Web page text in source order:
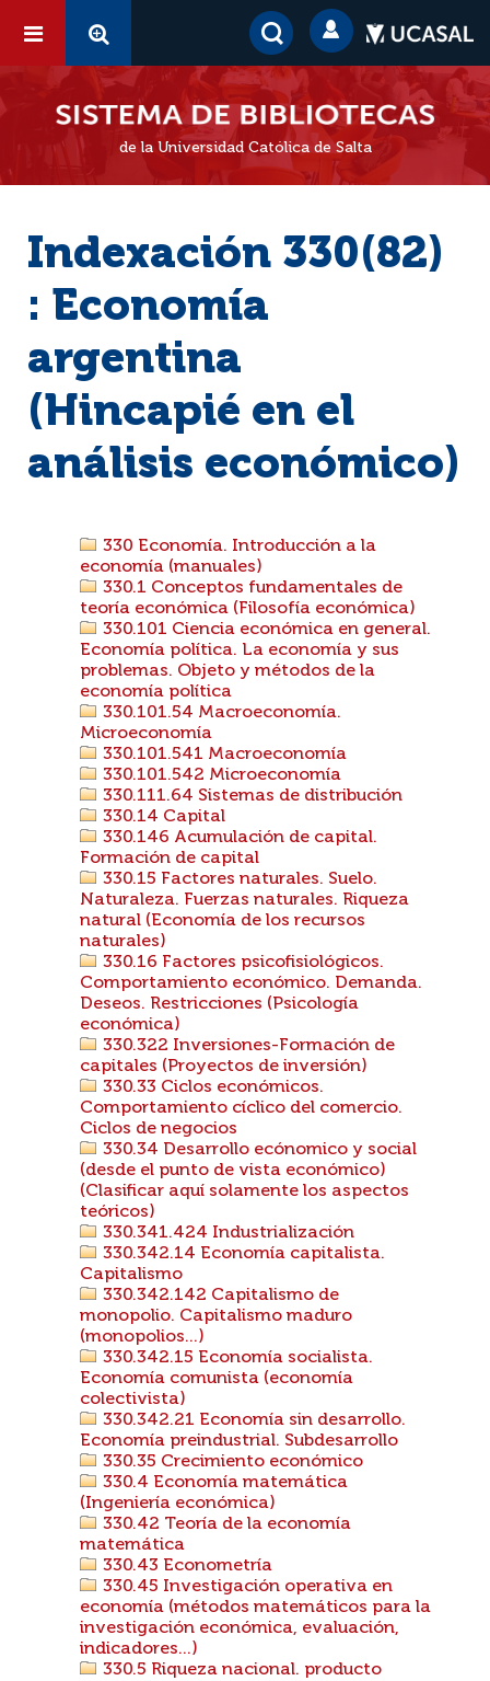
de la Universidad Católica de Salta
Indexación 330(82)
: Economía
argentina
(Hincapié en el
análisis económico)
330 Economía. Introducción a la
economía (manuales)
330.1 Conceptos fundamentales de
teoría económica (Filosofía económica)
330.101 Ciencia económica en general.
Economía política. La economía y sus
problemas. Objeto y métodos de la
economía política
330.101.54 Macroeconomía.
Microeconomía
330.101.541 Macroeconomía
330.101.542 Microeconomía
330.111.64 Sistemas de distribución
330.14 Capital
330.146 Acumulación de capital.
Formación de capital
330.15 Factores naturales. Suelo.
Naturaleza. Fuerzas naturales. Riqueza
natural (Economía de los recursos
naturales)
330.16 Factores psicofisiológicos.
Comportamiento económico. Demanda.
Deseos. Restricciones (Psicología
económica)
330.322 Inversiones-Formación de
capitales (Proyectos de inversión)
330.33 Ciclos económicos.
Comportamiento cíclico del comercio.
Ciclos de negocios
330.34 Desarrollo ecónomico y social
(desde el punto de vista económico)
(Clasificar aquí solamente los aspectos
teóricos)
330.341.424 Industrialización
330.342.14 Economía capitalista.
Capitalismo
330.342.142 Capitalismo de
monopolio. Capitalismo maduro
(monopolios...)
330.342.15 Economía socialista.
Economía comunista (economía
colectivista)
330.342.21 Economía sin desarrollo.
Economía preindustrial. Subdesarrollo
330.35 Crecimiento económico
330.4 Economía matemática
(Ingeniería económica)
330.42 Teoría de la economía
matemática
330.43 Econometría
330.45 Investigación operativa en
economía (métodos matemáticos para la
investigación económica, evaluación,
indicadores...)
330.5 Riqueza nacional. producto